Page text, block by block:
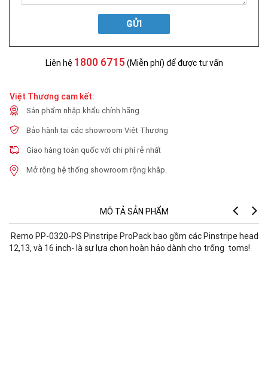
GỬI
Liên hệ 1800 6715 (Miễn phí) để được tư vấn
Việt Thương cam kết:
Sản phẩm nhập khẩu chính hãng
Bảo hành tại các showroom Việt Thương
Giao hàng toàn quốc với chi phí rẻ nhất
Mở rộng hệ thống showroom rộng khắp.
MÔ TẢ SẢN PHẨM
Remo PP-0320-PS Pinstripe ProPack bao gồm các Pinstripe head
12,13, và 16 inch- là sự lựa chọn hoàn hảo dành cho trống toms!